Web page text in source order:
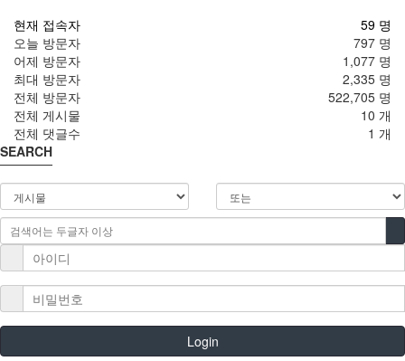
59 명
현재 접속자
797 명
오늘 방문자
1,077 명
어제 방문자
2,335 명
최대 방문자
522,705 명
전체 방문자
10 개
전체 게시물
1 개
전체 댓글수
SEARCH
Login